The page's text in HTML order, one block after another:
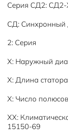
Серия СД2:
СД: Синхронный
2: Серия
Х: Наружный
Х: Длина
Х: Число
ХХ:
15150-69